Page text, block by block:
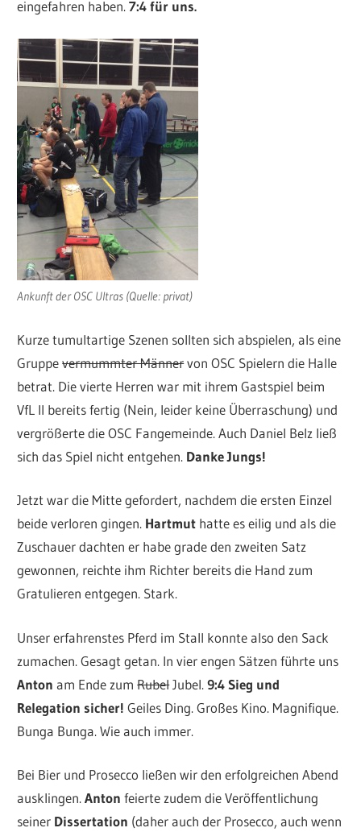
eingefahren haben.7:4 für uns.
Ankunft der OSC Ultras (Quelle: privat)
Kurze tumultartige Szenen sollten sich abspielen, als eine
Gruppevermummter Männervon OSC Spielern die Halle
betrat. Die vierte Herren war mit ihrem Gastspiel beim
VfL II bereits fertig (Nein, leider keine Überraschung) und
vergrößerte die OSC Fangemeinde. Auch Daniel Belz ließ
sich das Spiel nicht entgehen. Danke Jungs!
Jetzt war die Mitte gefordert, nachdem die ersten Einzel
beide verloren gingen. Hartmut hatte es eilig und als die
Zuschauer dachten er habe grade den zweiten Satz
gewonnen, reichte ihm Richter bereits die Hand zum
Gratulieren entgegen. Stark.
Unser erfahrenstes Pferd im Stall konnte also den Sack
zumachen. Gesagt getan. In vier engen Sätzen führte uns
Anton am Ende zumRubelJubel.9:4 Sieg und
Relegation sicher! Geiles Ding. Großes Kino. Magnifique.
Bunga Bunga. Wie auch immer.
Bei Bier und Prosecco ließen wir den erfolgreichen Abend
ausklingen.Anton feierte zudem die Veröffentlichung
seiner Dissertation (daher auch der Prosecco, auch wenn